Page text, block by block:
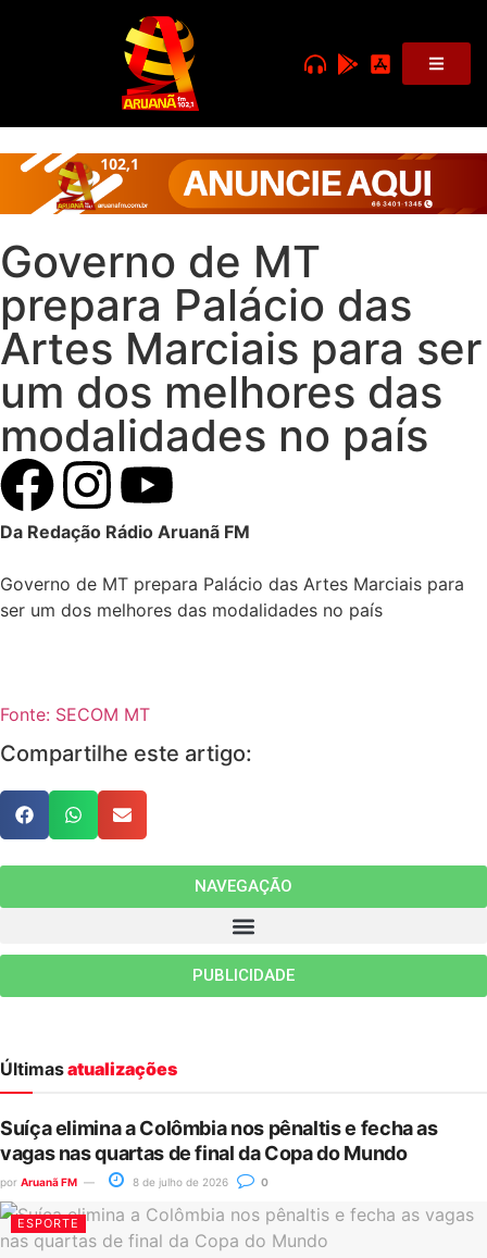
Governo de MT
prepara Palácio das
Artes Marciais para ser
um dos melhores das
modalidades no país
Da Redação Rádio Aruanã FM
Governo de MT prepara Palácio das Artes Marciais para
ser um dos melhores das modalidades no país
Fonte: SECOM MT
Compartilhe este artigo:
NAVEGAÇÃO
PUBLICIDADE
Últimasatualizações
Suíça elimina a Colômbia nos pênaltis e fecha as
vagas nas quartas de final da Copa do Mundo
por Aruanã FM 8 de julho de 2026 0
ESPORTE